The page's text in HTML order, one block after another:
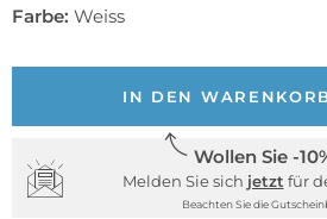
Farbe: Weiss
IN DEN
Wollen Sie -
Melden Sie sich jetzt für
Beachten Sie die